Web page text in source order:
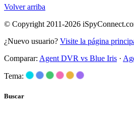
Volver arriba
© Copyright 2011-2026
¿Nuevo usuario? Visite la página
Comparar: Agent DVR vs Blue Iris ·
Tema:
Buscar